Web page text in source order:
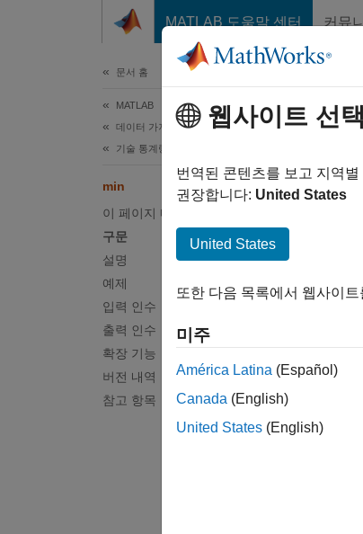
MATLAB 도움말 센터 커뮤
문서 홈
MATLAB
데이터 가져오기와 분석
기술 통계량 및 인사이트
min
이 페이지 내용
구문
설명
예제
입력 인수
출력 인수
확장 기능
버전 내역
참고 항목
웹사이트 선택
번역된 콘텐츠를 보고 지역
권장합니다: United States
United States
또한 다음 목록에서 웹사이
미주
América Latina (Español)
Canada (English)
United States (English)